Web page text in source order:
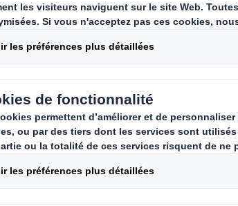
your brand
DNA of your brand through
designed to spark emotion at first